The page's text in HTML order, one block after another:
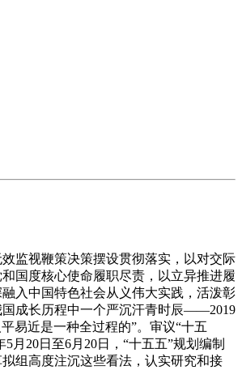
监视鞭策决策摆设贯彻落实，以对交际
国度核心使命履职尽责，以立异推进履
入中国特色社会从义伟大实践，活泼彰
国成长历程中一个严沉汗青时辰——2019
易近是一种全过程的”。审议“十五
20日至6月20日，“十五五”规划编制
组高度注沉这些看法，认实研究和接